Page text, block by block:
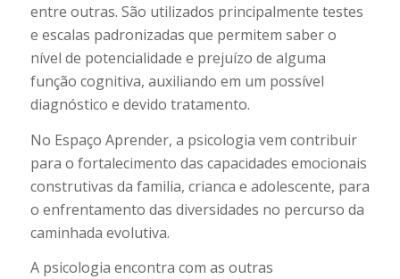
entre outras. São utilizados principalmente testes
e escalas padronizadas que permitem saber o
nível de potencialidade e prejuízo de alguma
função cognitiva, auxiliando em um possível
diagnóstico e devido tratamento.
No Espaço Aprender, a psicologia vem contribuir
para o fortalecimento das capacidades emocionais
construtivas da familia, crianca e adolescente, para
o enfrentamento das diversidades no percurso da
caminhada evolutiva.
A psicologia encontra com as outras